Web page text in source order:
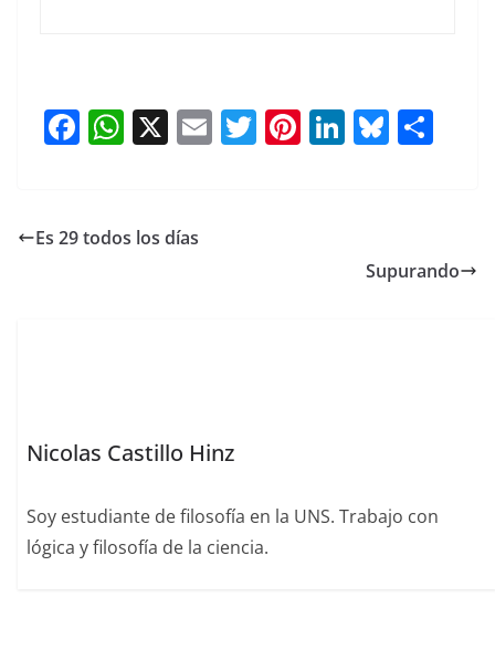
F
e
W
s
X E T Pi Li
dI
Bl
y
Es 29 todos los días
Supurando
Nicolas Castillo Hinz
Soy estudiante de filosofía en la UNS. Trabajo con
lógica y filosofía de la ciencia.